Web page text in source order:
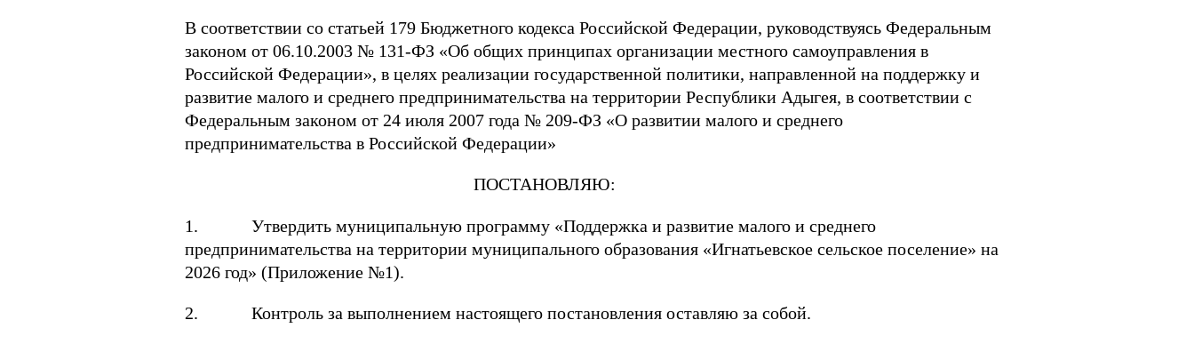
В соответствии со статьей 179 Бюджетного кодекса Российской Федерации, руководствуясь Федеральным
законом от 06.10.2003 № 131-ФЗ «Об общих принципах организации местного самоуправления в
Российской Федерации», в целях реализации государственной политики, направленной на поддержку и
развитие малого и среднего предпринимательства на территории Республики Адыгея, в соответствии с
Федеральным законом от 24 июля 2007 года № 209-ФЗ «О развитии малого и среднего
предпринимательства в Российской Федерации»
ПОСТАНОВЛЯЮ:
1. Утвердить муниципальную программу «Поддержка и развитие малого и среднего
предпринимательства на территории муниципального образования «Игнатьевское сельское поселение» на
2026 год» (Приложение №1).
2. Контроль за выполнением настоящего постановления оставляю за собой.